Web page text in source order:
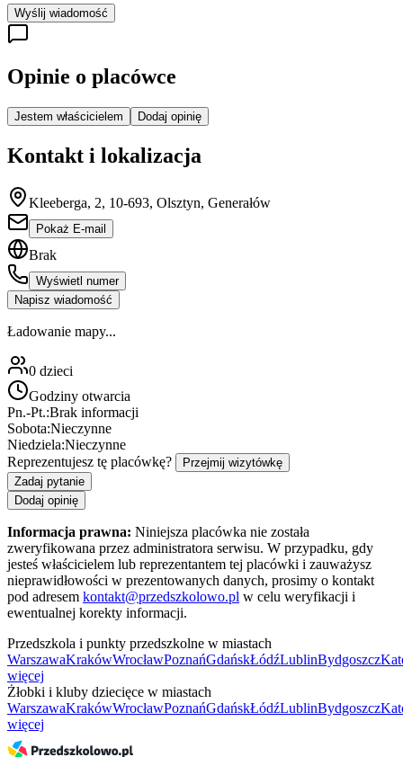
Wyślij wiadomość
Opinie o placówce
Jestem właścicielem Dodaj opinię
Kontakt i lokalizacja
Kleeberga, 2, 10-693, Olsztyn, Generałów
Pokaż E-mail
Brak
Wyświetl numer
Napisz wiadomość
Ładowanie mapy...
0 dzieci
Godziny otwarcia
Pn.-Pt.:Brak informacji
Sobota:Nieczynne
Niedziela:Nieczynne
Reprezentujesz tę placówkę?
Przejmij wizytówkę
Zadaj pytanie
Dodaj opinię
Informacja prawna: Niniejsza placówka nie została
zweryfikowana przez administratora serwisu. W przypadku, gdy
jesteś właścicielem lub reprezentantem tej placówki i zauważysz
nieprawidłowości w prezentowanych danych, prosimy o kontakt
pod adresem kontakt@przedszkolowo.pl w celu weryfikacji i
ewentualnej korekty informacji.
Przedszkola i punkty przedszkolne w miastach
WarszawaKrakówWrocławPoznańGdańskŁódźLublinBydgoszcz
więcej
Żłobki i kluby dziecięce w miastach
WarszawaKrakówWrocławPoznańGdańskŁódźLublinBydgoszcz
więcej